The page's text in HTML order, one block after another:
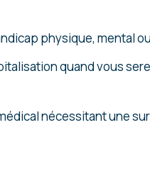
physique, mental
quand vous
nécessitant une